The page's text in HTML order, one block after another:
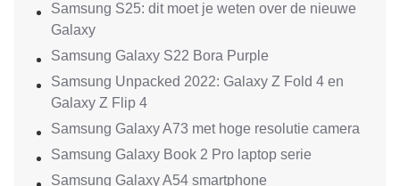
Samsung S25: dit moet je weten over de nieuwe
Galaxy
Samsung Galaxy S22 Bora Purple
Samsung Unpacked 2022: Galaxy Z Fold 4 en
Galaxy Z Flip 4
Samsung Galaxy A73 met hoge resolutie camera
Samsung Galaxy Book 2 Pro laptop serie
Samsung Galaxy A54 smartphone